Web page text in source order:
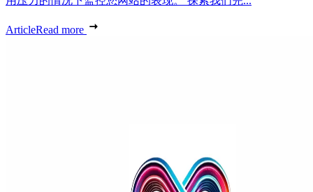
ArticleRead more